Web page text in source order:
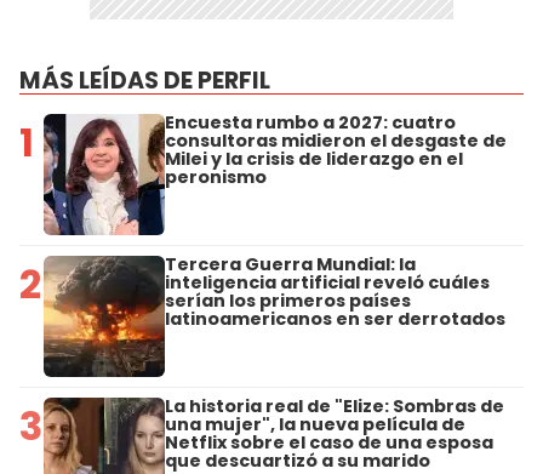
MÁS LEÍDAS DE PERFIL
1 Encuesta rumbo a 2027: cuatro
consultoras midieron el desgaste de
Milei y la crisis de liderazgo en el
peronismo
2 Tercera Guerra Mundial: la
inteligencia artificial reveló cuáles
serían los primeros países
latinoamericanos en ser derrotados
3 La historia real de "Elize: Sombras de
una mujer", la nueva película de
Netflix sobre el caso de una esposa
que descuartizó a su marido